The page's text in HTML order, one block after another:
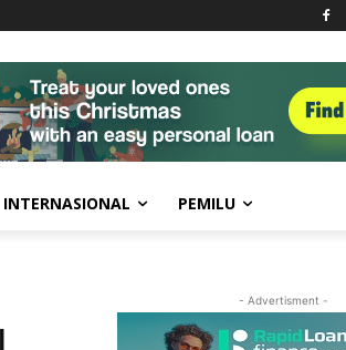
INTERNASIONAL PEMILU
- Advertisment -